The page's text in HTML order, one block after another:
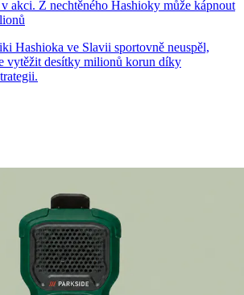
akci. Z nechtěného Hashioky může kápnout
Hashioka ve Slavii sportovně neuspěl,
vytěžit desítky milionů korun díky